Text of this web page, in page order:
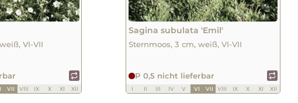
VI-VII
VII VIII IX X XI XII
Sagina subulata 'Emil'
Sternmoos, 3 cm, weiß, VI-VII
P 0,5 nicht lieferbar
I II III IV V VI VII VIII IX X XI XII